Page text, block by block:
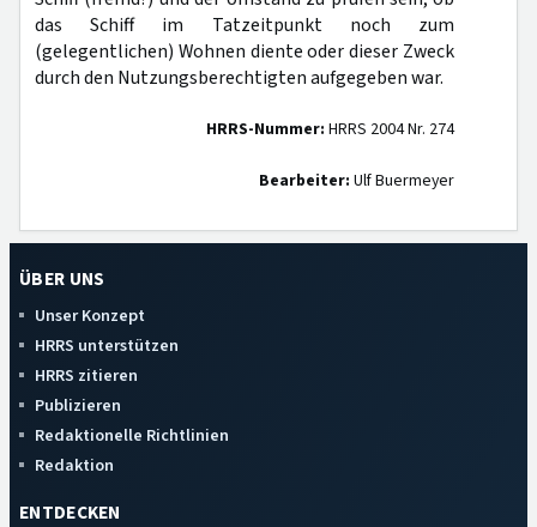
das Schiff im Tatzeitpunkt noch zum
(gelegentlichen) Wohnen diente oder dieser Zweck
durch den Nutzungsberechtigten aufgegeben war.
HRRS-Nummer: HRRS 2004 Nr. 274
Bearbeiter: Ulf Buermeyer
ÜBER UNS
Unser Konzept
HRRS unterstützen
HRRS zitieren
Publizieren
Redaktionelle Richtlinien
Redaktion
ENTDECKEN